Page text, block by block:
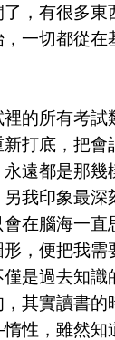
，有很多
一切都從在
所有考試
新打底，把
遠都是那
我印象最
在腦海一
，便把我
是過去知識
實讀書的
性，雖然知